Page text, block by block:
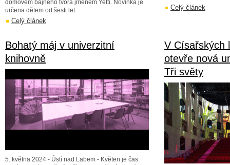
domovem bájného tvora jménem Yetti. Novinka je
určena dětem od šesti let.
Celý článek
Celý článek
Bohatý máj v univerzitní
knihovně
5. května 2024 - Ústí nad Labem - Květen je čas
V Císařských
otevře nová
Tři světy